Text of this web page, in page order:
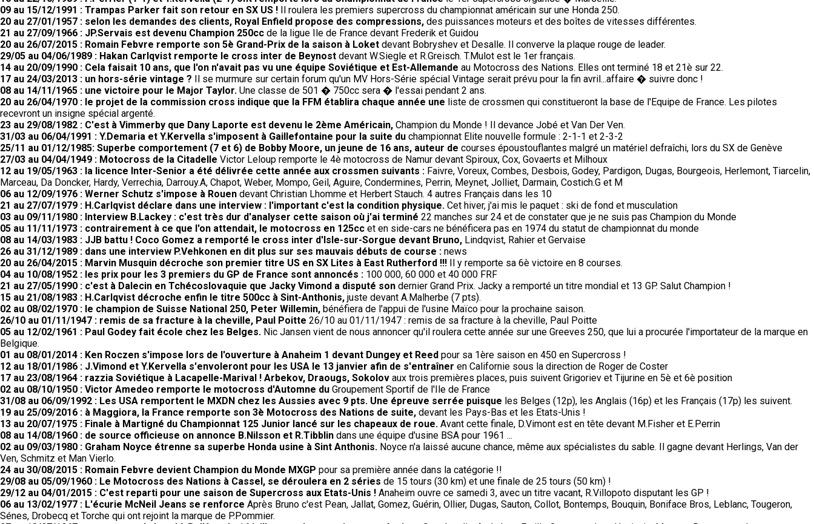
09 au 15/12/1991 : Trampas Parker fait son retour en SX US ! Il roulera les premiers supercross du championnat américain sur une Honda 250.
20 au 27/01/1957 : selon les demandes des clients, Royal Enfield propose des compressions, des puissances moteurs et des boîtes de vitesses différentes.
21 au 27/09/1966 : JP.Servais est devenu Champion 250cc de la ligue Ile de France devant Frederik et Guidou
20 au 26/07/2015 : Romain Febvre remporte son 5è Grand-Prix de la saison à Loket devant Bobryshev et Desalle. Il converve la plaque rouge de leader.
29/05 au 04/06/1989 : Hakan Carlqvist remporte le cross inter de Beynost devant W.Siegle et R.Greisch. T.Mulot est le 1er français.
14 au 20/09/1990 : Cela faisait 10 ans, que l'on n'avait pas vu une équipe Soviétique et Est-Allemande au Motocross des Nations. Elles ont terminé 18 et 21è sur 22.
17 au 24/03/2013 : un hors-série vintage ? Il se murmure sur certain forum qu'un MV Hors-Série spécial Vintage serait prévu pour la fin avril...affaire � suivre donc !
08 au 14/11/1965 : une victoire pour le Major Taylor. Une classe de 501 � 750cc sera � l'essai pendant 2 ans.
20 au 26/04/1970 : le projet de la commission cross indique que la FFM établira chaque année une liste de crossmen qui constitueront la base de l'Equipe de France. Les pilotes
recevront un insigne spécial argenté.
23 au 29/08/1982 : C'est à Vimmerby que Dany Laporte est devenu le 2ème Américain, Champion du Monde ! Il devance Jobé et Van Der Ven.
31/03 au 06/04/1991 : Y.Demaria et Y.Kervella s'imposent à Gaillefontaine pour la suite du championnat Elite nouvelle formule : 2-1-1 et 2-3-2
25/11 au 01/12/1985: Superbe comportement (7 et 6) de Bobby Moore, un jeune de 16 ans, auteur de courses époustouflantes malgré un matériel defraîchi, lors du SX de Genève
27/03 au 04/04/1949 : Motocross de la Citadelle Victor Leloup remporte le 4è motocross de Namur devant Spiroux, Cox, Govaerts et Milhoux
12 au 19/05/1963 : la licence Inter-Senior a été délivrée cette année aux crossmen suivants : Faivre, Voreux, Combes, Desbois, Godey, Pardigon, Dugas, Bourgeois, Herlemont, Tiarcelin,
Marceau, Da Doncker, Hardy, Verrechia, Darrouy.A, Chapot, Weber, Mompo, Geil, Aguire, Condermines, Perrin, Meynet, Jolliet, Darmain, Costich.G et M
06 au 12/09/1976 : Werner Schutz s'impose à Rouen devant Christian Lhomme et Herbert Stauch. 4 autres Français dans les 10
21 au 27/07/1979 : H.Carlqvist déclare dans une interview : l'important c'est la condition physique. Cet hiver, j'ai mis le paquet : ski de fond et musculation
03 au 09/11/1980 : Interview B.Lackey : c'est très dur d'analyser cette saison où j'ai terminé 22 manches sur 24 et de constater que je ne suis pas Champion du Monde
05 au 11/11/1973 : contrairement à ce que l'on attendait, le motocross en 125cc et en side-cars ne bénéficera pas en 1974 du statut de championnat du monde
08 au 14/03/1983 : JJB battu ! Coco Gomez a remporté le cross inter d'Isle-sur-Sorgue devant Bruno, Lindqvist, Rahier et Gervaise
26 au 31/12/1989 : dans une interview P.Vehkonen en dit plus sur ses mauvais débuts de course : news
20 au 26/04/2015 : Marvin Musquin décroche son premier titre US en SX Lites à East Rutherford !!!
Il y remporte sa 6è victoire en 8 courses.
04 au 10/08/1952 : les prix pour les 3 premiers du GP de France sont annoncés : 100 000, 60 000 et 40 000 FRF
21 au 27/05/1990 : c'est à Dalecin en Tchécoslovaquie que Jacky Vimond a disputé son dernier Grand Prix. Jacky a remporté un titre mondial et 13 GP. Salut Champion !
15 au 21/08/1983 : H.Carlqvist décroche enfin le titre 500cc à Sint-Anthonis, juste devant A.Malherbe (7 pts).
02 au 08/02/1970 : le champion de Suisse National 250, Peter Willemin, bénéfiera de l'appui de l'usine Maïco pour la prochaine saison.
26/10 au 01/11/1947 : remis de sa fracture à la cheville, Paul Poitte 26/10 au 01/11/1947 : remis de sa fracture à la cheville, Paul Poitte
05 au 12/02/1961 : Paul Godey fait école chez les Belges. Nic Jansen vient de nous annoncer qu'il roulera cette année sur une Greeves 250, que lui a procurée l'importateur de la marque en
Belgique.
01 au 08/01/2014 : Ken Roczen s'impose lors de l'ouverture à Anaheim 1 devant Dungey et Reed pour sa 1ère saison en 450 en Supercross !
12 au 18/01/1986 : J.Vimond et Y.Kervella s'envoleront pour les USA le 13 janvier afin de s'entraîner en Californie sous la direction de Roger de Coster
17 au 23/08/1964 : razzia Soviétique à Lacapelle-Marival ! Arbekov, Draougs, Sokolov aux trois premières places, puis suivent Grigoriev et Tijurine en 5è et 6è position
02 au 08/10/1950 : Victor Amedeo remporte le motocross d'Automne du Groupement Sportif de l'Ile de France
31/08 au 06/09/1992 : Les USA remportent le MXDN chez les Aussies avec 9 pts. Une épreuve serrée puisque les Belges (12p), les Anglais (16p) et les Français (17p) les suivent.
19 au 25/09/2016 : à Maggiora, la France remporte son 3è Motocross des Nations de suite, devant les Pays-Bas et les Etats-Unis !
13 au 20/07/1975 : Finale à Martigné du Championnat 125 Junior lancé sur les chapeaux de roue. Avant cette finale, D.Vimont est en tête devant M.Fisher et E.Perrin
08 au 14/08/1960 : de source officieuse on annonce B.Nilsson et R.Tibblin dans une équipe d'usine BSA pour 1961 ...
02 au 09/03/1980 : Graham Noyce étrenne sa superbe Honda usine à Sint Anthonis. Noyce n'a laissé aucune chance, même aux spécialistes du sable. Il gagne devant Herlings, Van der
Ven, Schmitz et Man Vierlo.
24 au 30/08/2015 : Romain Febvre devient Champion du Monde MXGP pour sa première année dans la catégorie !!
29/08 au 05/09/1960 : Le Motocross des Nations à Cassel, se déroulera en 2 séries de 15 tours (30 km) et une finale de 25 tours (50 km) !
29/12 au 04/01/2015 : C'est reparti pour une saison de Supercross aux Etats-Unis ! Anaheim ouvre ce samedi 3, avec un titre vacant, R.Villopoto disputant les GP !
06 au 13/02/1977 : L'écurie McNeil Jeans se renforce Après Bruno c'est Pean, Jallat, Gomez, Guérin, Ollier, Dugas, Sauton, Collot, Bontemps, Bouquin, Boniface Bros, Leblanc, Tougeron,
Sénes, Drobecq et Torche qui ont rejoint la marque de P.Pommier.